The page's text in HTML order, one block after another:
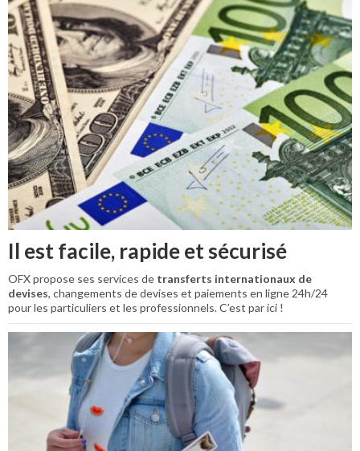
Il est facile, rapide et sécurisé
OFX propose ses services de transferts internationaux de
devises, changements de devises et paiements en ligne 24h/24
pour les particuliers et les professionnels. C’est par ici !